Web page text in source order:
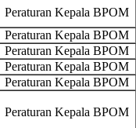
Peraturan Kepala BPOM
Peraturan Kepala BPOM
Peraturan Kepala BPOM
Peraturan Kepala BPOM
Peraturan Kepala BPOM
Peraturan Kepala BPOM